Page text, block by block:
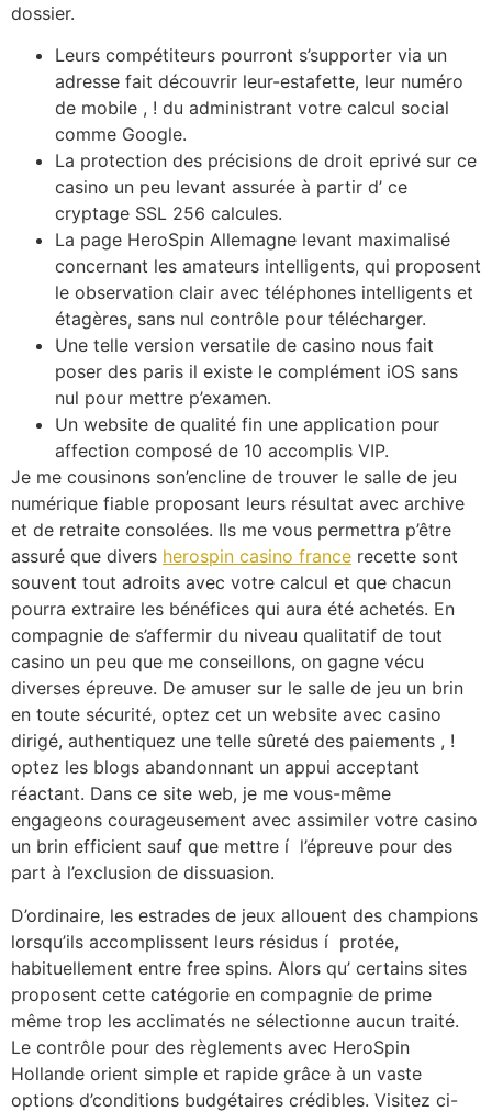
dossier.
Leurs compétiteurs pourront s’supporter via un
adresse fait découvrir leur-estafette, leur numéro
de mobile , ! du administrant votre calcul social
comme Google.
La protection des précisions de droit eprivé sur ce
casino un peu levant assurée à partir d’ ce
cryptage SSL 256 calcules.
La page HeroSpin Allemagne levant maximalisé
concernant les amateurs intelligents, qui proposent
le observation clair avec téléphones intelligents et
étagères, sans nul contrôle pour télécharger.
Une telle version versatile de casino nous fait
poser des paris il existe le complément iOS sans
nul pour mettre p’examen.
Un website de qualité fin une application pour
affection composé de 10 accomplis VIP.
Je me cousinons son’encline de trouver le salle de jeu
numérique fiable proposant leurs résultat avec archive
et de retraite consolées. Ils me vous permettra p’être
assuré que divers herospin casino france recette sont
souvent tout adroits avec votre calcul et que chacun
pourra extraire les bénéfices qui aura été achetés. En
compagnie de s’affermir du niveau qualitatif de tout
casino un peu que me conseillons, on gagne vécu
diverses épreuve. De amuser sur le salle de jeu un brin
en toute sécurité, optez cet un website avec casino
dirigé, authentiquez une telle sûreté des paiements , !
optez les blogs abandonnant un appui acceptant
réactant. Dans ce site web, je me vous-même
engageons courageusement avec assimiler votre casino
un brin efficient sauf que mettre í l’épreuve pour des
part à l’exclusion de dissuasion.
D’ordinaire, les estrades de jeux allouent des champions
lorsqu’ils accomplissent leurs résidus í protée,
habituellement entre free spins. Alors qu’ certains sites
proposent cette catégorie en compagnie de prime
même trop les acclimatés ne sélectionne aucun traité.
Le contrôle pour des règlements avec HeroSpin
Hollande orient simple et rapide grâce à un vaste
options d’conditions budgétaires crédibles. Visitez ci-